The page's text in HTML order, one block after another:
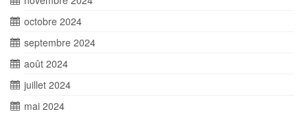
octobre 2024
septembre 2024
août 2024
juillet 2024
mai 2024